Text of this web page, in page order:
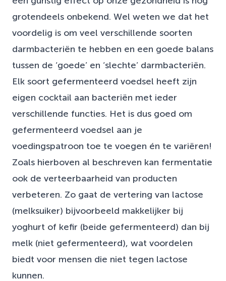
grotendeels onbekend. Wel weten we dat het
voordelig is om veel verschillende soorten
darmbacteriën te hebben en een goede balans
tussen de ‘goede’ en ‘slechte’ darmbacteriën.
Elk soort gefermenteerd voedsel heeft zijn
eigen cocktail aan bacteriën met ieder
verschillende functies. Het is dus goed om
gefermenteerd voedsel aan je
voedingspatroon toe te voegen én te variëren!
Zoals hierboven al beschreven kan fermentatie
ook de verteerbaarheid van producten
verbeteren. Zo gaat de vertering van lactose
(melksuiker) bijvoorbeeld makkelijker bij
yoghurt of kefir (beide gefermenteerd) dan bij
melk (niet gefermenteerd), wat voordelen
biedt voor mensen die niet tegen lactose
kunnen.